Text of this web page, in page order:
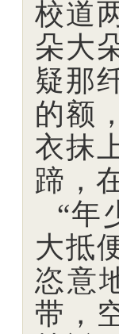
校道
朵大
疑那
的额
衣抹
蹄，
“年
大抵
恣意
带，